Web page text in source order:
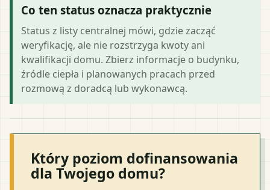
Co ten status oznacza praktycznie
Status z listy centralnej mówi, gdzie zacząć
weryfikację, ale nie rozstrzyga kwoty ani
kwalifikacji domu. Zbierz informacje o budynku,
źródle ciepła i planowanych pracach przed
rozmową z doradcą lub wykonawcą.
Który poziom dofinansowania
dla Twojego domu?